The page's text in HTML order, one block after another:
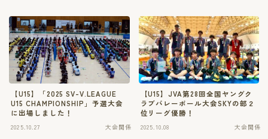
【U15】「2025 SV-V.LEAGUE
U15 CHAMPIONSHIP」予選大会
に出場しました！
2025.10.27 大会関係
【U15】JVA第28回全国ヤングク
ラブバレーボール大会SKYの部２
位リーグ優勝！
2025.10.08 大会関係